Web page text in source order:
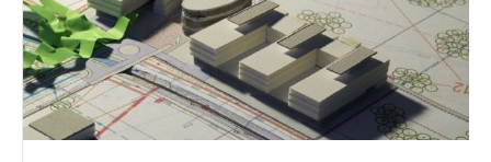
POZABLJENO GESLO
REGISTRIRAJTE SE
PRIJAVITE SE
Novičnik natečajev
Tedenski novičnik javnih naročil
Dnevne medijske objave